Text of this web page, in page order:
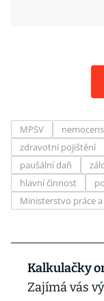
MPSV
zdravotní pojištění
paušální daň
hlavní činnost
Ministerstvo práce
Kalkulačky
Zajímá vás